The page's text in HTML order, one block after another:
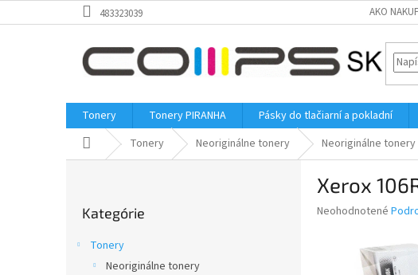
na
483323039 AKO
Tonery Tonery PIRANHA Pásky do tlačiarní a pokladní
Domov Tonery Neoriginálne tonery Neoriginálne tonery
kategórie
Kategórie
Tonery
Neoriginálne tonery
Xerox
Priemerné
Neohodnotené